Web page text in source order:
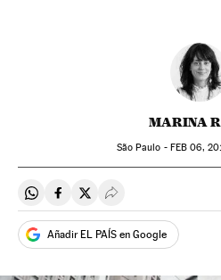
MARINA
São Paulo - FEB 06,
Compartir en Whatsapp
Compartir en Facebook
Compartir en Twitter
Desplegar Redes
Añadir EL PAÍS en Google